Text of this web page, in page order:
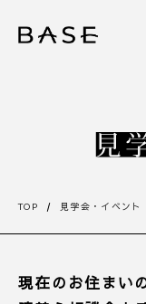
TOP 見学会・イベント
現在のお住まい